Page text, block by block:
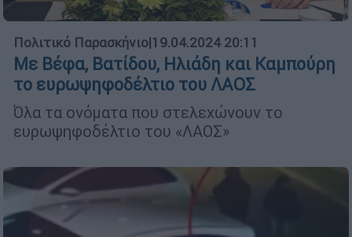
Πολιτικό Παρασκήνιο|19.04.2024 20:11
Με Βέφα, Βατίδου, Ηλιάδη και Καμπούρη
το ευρωψηφοδέλτιο του ΛΑΟΣ
Όλα τα ονόματα που στελεχώνουν το
ευρωψηφοδέλτιο του «ΛΑΟΣ»